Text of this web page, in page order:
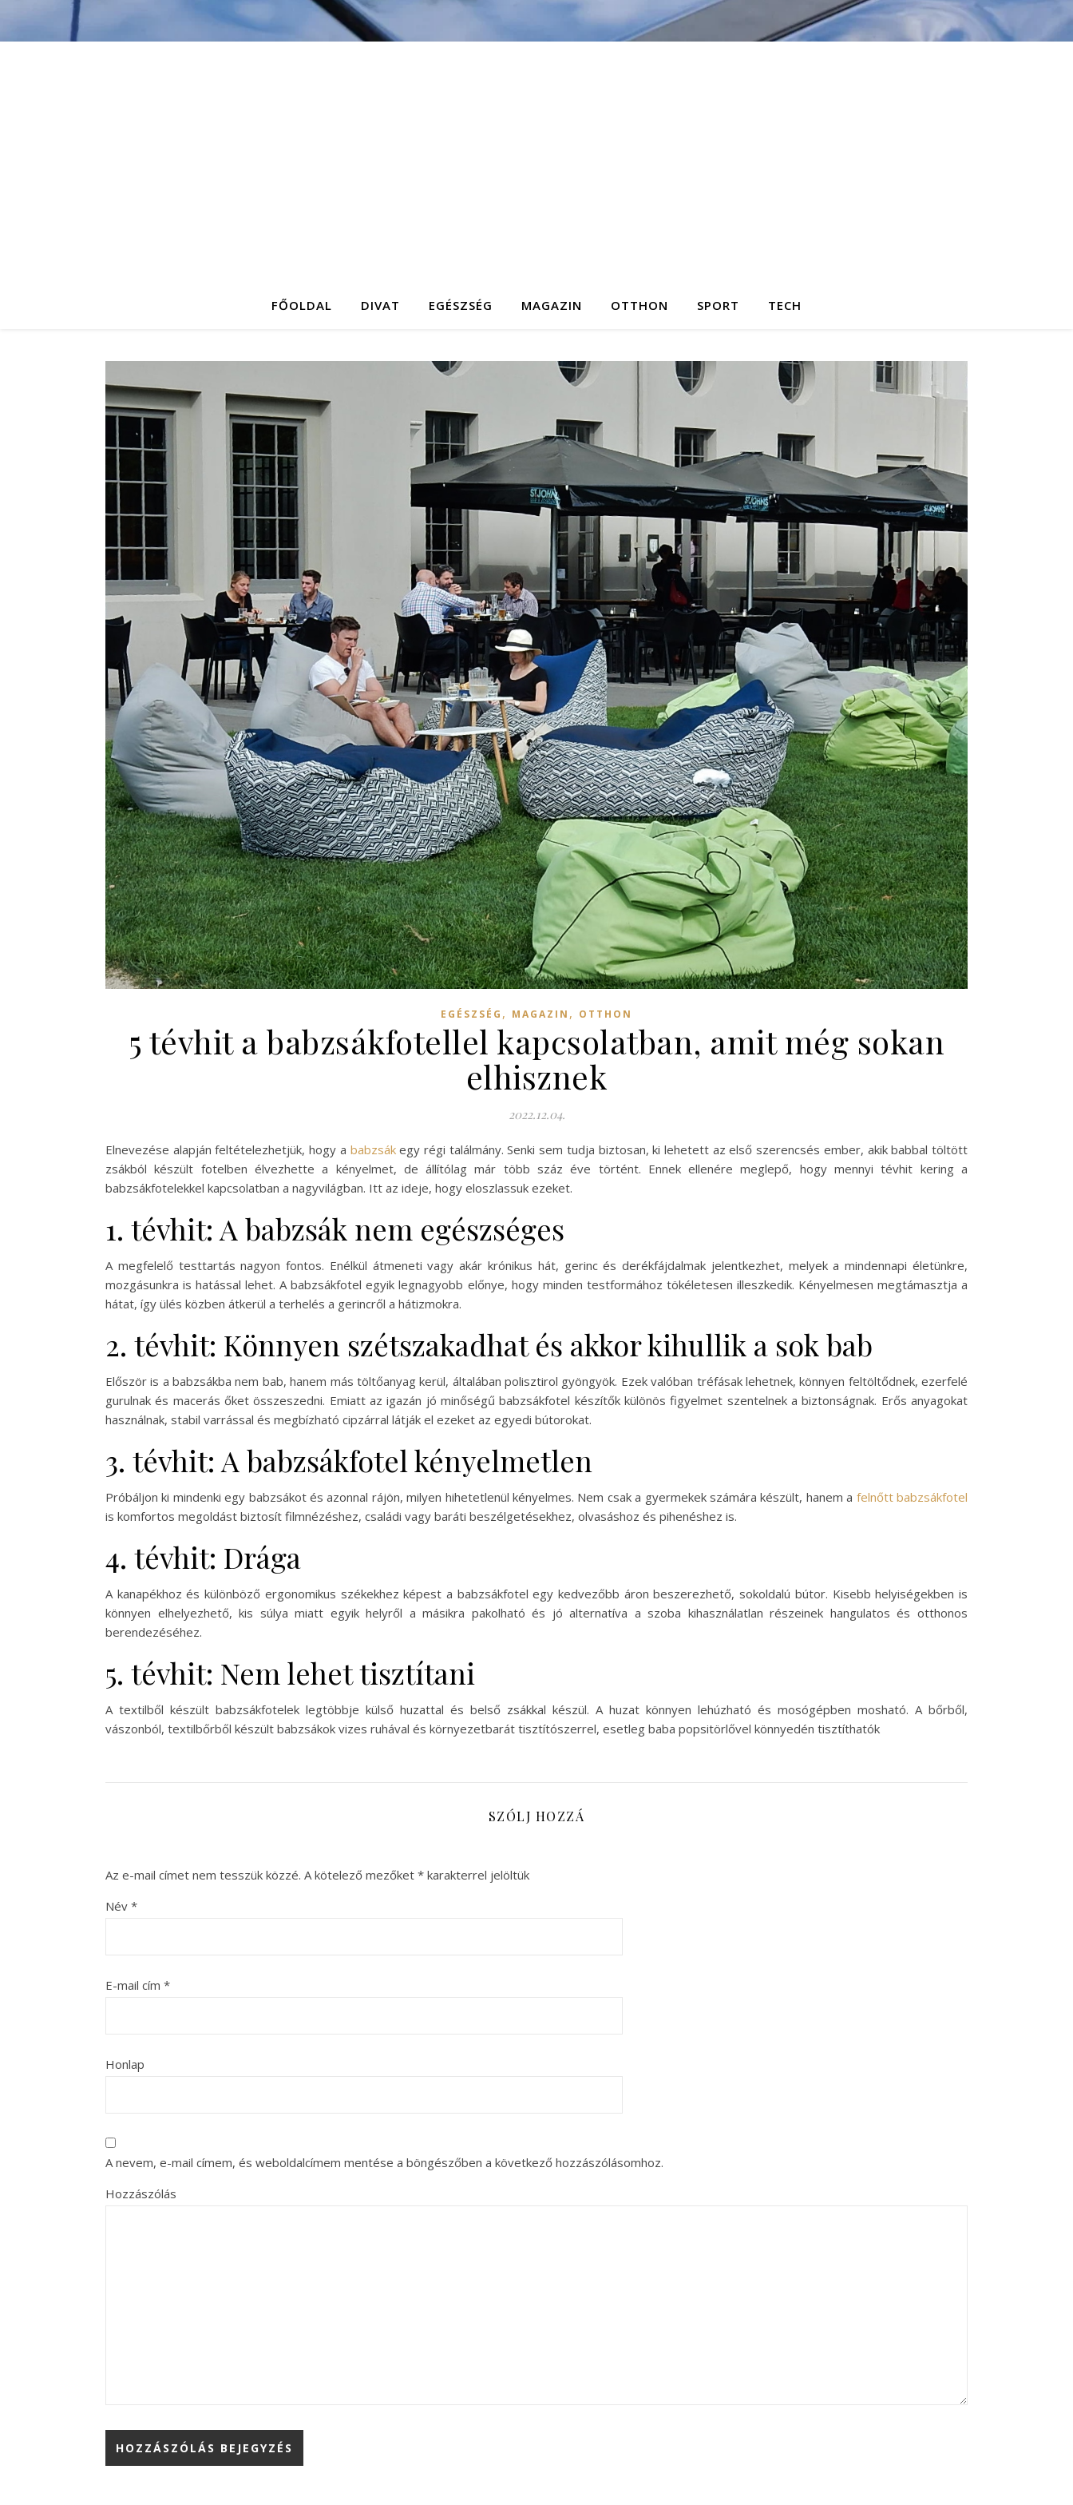
FŐOLDAL DIVAT EGÉSZSÉG MAGAZIN OTTHON SPORT TECH
EGÉSZSÉG , MAGAZIN , OTTHON
5 tévhit a babzsákfotellel kapcsolatban, amit még sokan
elhisznek
2022.12.04.
Elnevezése alapján feltételezhetjük, hogy a babzsákegy régi találmány. Senki sem tudja biztosan, ki lehetett az első szerencsés ember, akik babbal töltött
zsákból készült fotelben élvezhette a kényelmet, de állítólag már több száz éve történt. Ennek ellenére meglepő, hogy mennyi tévhit kering a
babzsákfotelekkel kapcsolatban a nagyvilágban. Itt az ideje, hogy eloszlassuk ezeket.
1. tévhit: A babzsák nem egészséges
A megfelelő testtartás nagyon fontos. Enélkül átmeneti vagy akár krónikus hát, gerinc és derékfájdalmak jelentkezhet, melyek a mindennapi életünkre,
mozgásunkra is hatással lehet. A babzsákfotel egyik legnagyobb előnye, hogy minden testformához tökéletesen illeszkedik. Kényelmesen megtámasztja a
hátat, így ülés közben átkerül a terhelés a gerincről a hátizmokra.
2. tévhit: Könnyen szétszakadhat és akkor kihullik a sok bab
Először is a babzsákba nem bab, hanem más töltőanyag kerül, általában polisztirol gyöngyök. Ezek valóban tréfásak lehetnek, könnyen feltöltődnek, ezerfelé
gurulnak és macerás őket összeszedni. Emiatt az igazán jó minőségű babzsákfotel készítők különös figyelmet szentelnek a biztonságnak. Erős anyagokat
használnak, stabil varrással és megbízható cipzárral látják el ezeket az egyedi bútorokat.
3. tévhit: A babzsákfotel kényelmetlen
Próbáljon ki mindenki egy babzsákot és azonnal rájön, milyen hihetetlenül kényelmes. Nem csak a gyermekek számára készült, hanem a felnőtt babzsákfotel
is komfortos megoldást biztosít filmnézéshez, családi vagy baráti beszélgetésekhez, olvasáshoz és pihenéshez is.
4. tévhit: Drága
A kanapékhoz és különböző ergonomikus székekhez képest a babzsákfotel egy kedvezőbb áron beszerezhető, sokoldalú bútor. Kisebb helyiségekben is
könnyen elhelyezhető, kis súlya miatt egyik helyről a másikra pakolható és jó alternatíva a szoba kihasználatlan részeinek hangulatos és otthonos
berendezéséhez.
5. tévhit: Nem lehet tisztítani
A textilből készült babzsákfotelek legtöbbje külső huzattal és belső zsákkal készül. A huzat könnyen lehúzható és mosógépben mosható. A bőrből,
vászonból, textilbőrből készült babzsákok vizes ruhával és környezetbarát tisztítószerrel, esetleg baba popsitörlővel könnyedén tisztíthatók
SZÓLJ HOZZÁ
Az e-mail címet nem tesszük közzé. A kötelező mezőket * karakterrel jelöltük
Név *
E-mail cím *
Honlap
A nevem, e-mail címem, és weboldalcímem mentése a böngészőben a következő hozzászólásomhoz.
Hozzászólás